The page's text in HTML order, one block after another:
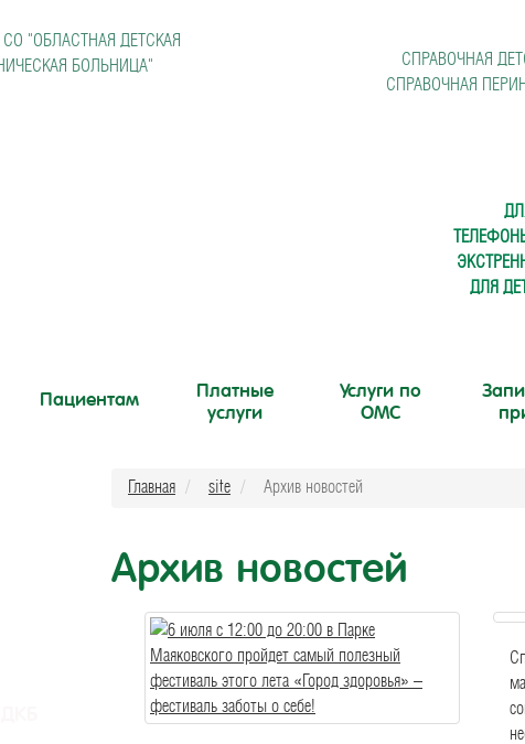
СО "ОБЛАСТНАЯ ДЕТСКАЯ
БОЛЬНИЦА"
СПРАВОЧНАЯ
СПРАВОЧНАЯ
ДЛЯ
Пациентам
Платные
услуги
Услуги по
ОМС
Главная site Архив новостей
Архив новостей